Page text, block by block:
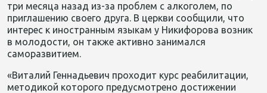
три месяца назад из-за проблем с алкоголем, по
приглашению своего друга. В церкви сообщили, что
интерес к иностранным языкам у Никифорова возник
в молодости, он также активно занимался
саморазвитием.
«Виталий Геннадьевич проходит курс реабилитации,
методикой которого предусмотрено достижении